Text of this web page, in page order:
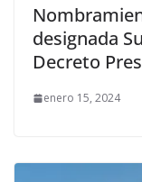
designada
Decreto
enero 15, 2024